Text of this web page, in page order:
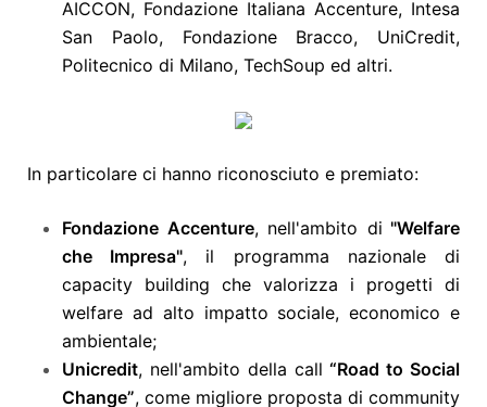
AICCON, Fondazione Italiana Accenture, Intesa
San Paolo, Fondazione Bracco, UniCredit,
Politecnico di Milano, TechSoup ed altri.
In particolare ci hanno riconosciuto e premiato:
Fondazione Accenture, nell'ambito di "Welfare
che Impresa", il programma nazionale di
capacity building che valorizza i progetti di
welfare ad alto impatto sociale, economico e
ambientale;
Unicredit, nell'ambito della call“Road to Social
Change”, come migliore proposta di community